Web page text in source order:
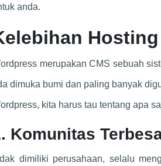
anda.
merupakan CMS sebuah
dimuka bumi dan paling banyak
kita harus tau tentang apa
Komunitas
dimiliki perusahaan, selalu